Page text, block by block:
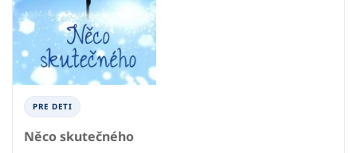
PRE DETI
Něco skutečného